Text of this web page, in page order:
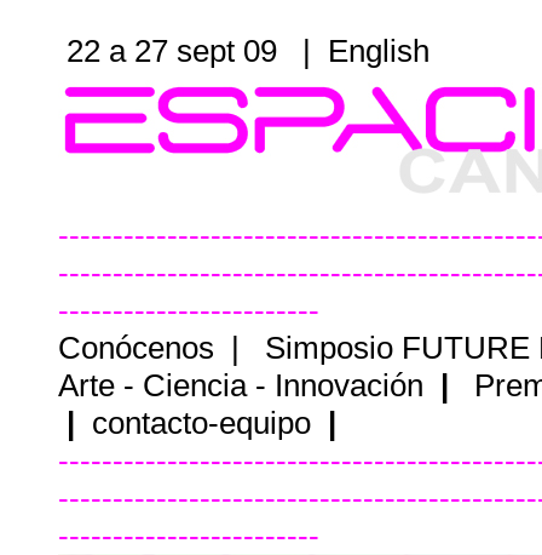
22 a 27 sept 09 | English
------------------------
Conócenos |
Simposio FUTURE
Arte - Ciencia - Innovación |
| contacto-equipo |
------------------------